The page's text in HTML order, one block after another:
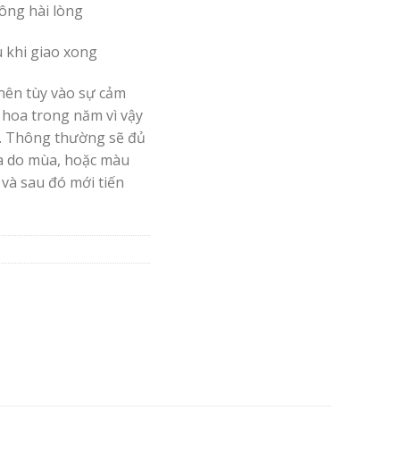
hài lòng
khi giao xong
tùy vào sự cảm
trong năm vì vậy
Thông thường sẽ đủ
mùa, hoặc màu
sau đó mới tiến